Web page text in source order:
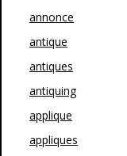
annonce
antique
antiques
antiquing
applique
appliques